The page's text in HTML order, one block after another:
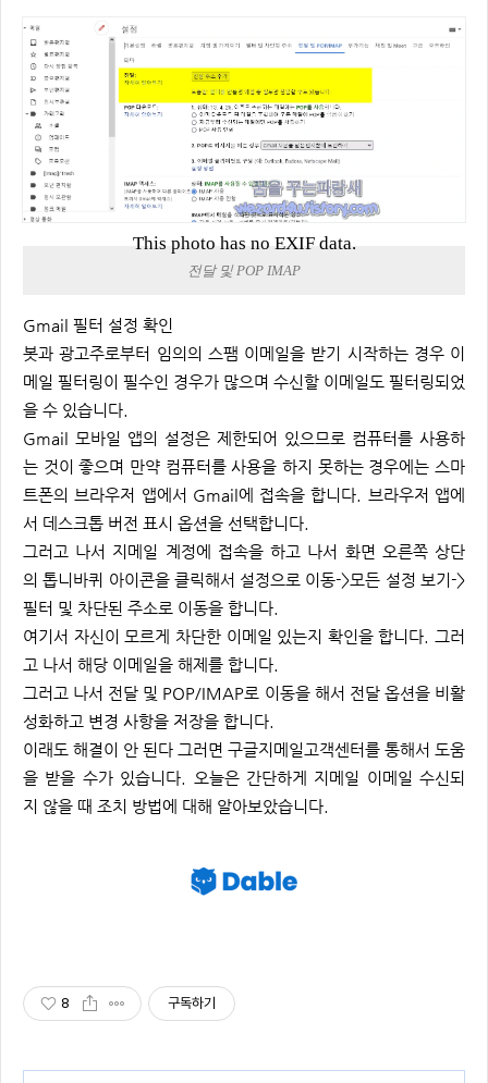
This photo has no EXIF data.
전달 및 POP IMAP
Gmail 필터 설정 확인
봇과 광고주로부터 임의의 스팸 이메일을 받기 시작하는 경우 이
메일 필터링이 필수인 경우가 많으며 수신할 이메일도 필터링되었
을 수 있습니다.
Gmail 모바일 앱의 설정은 제한되어 있으므로 컴퓨터를 사용하
는 것이 좋으며 만약 컴퓨터를 사용을 하지 못하는 경우에는 스마
트폰의 브라우저 앱에서 Gmail에 접속을 합니다. 브라우저 앱에
서 데스크톱 버전 표시 옵션을 선택합니다.
그러고 나서 지메일 계정에 접속을 하고 나서 화면 오른쪽 상단
의 톱니바퀴 아이콘을 클릭해서 설정으로 이동->모든 설정 보기->
필터 및 차단된 주소로 이동을 합니다.
여기서 자신이 모르게 차단한 이메일 있는지 확인을 합니다. 그러
고 나서 해당 이메일을 해제를 합니다.
그러고 나서 전달 및 POP/IMAP로 이동을 해서 전달 옵션을 비활
성화하고 변경 사항을 저장을 합니다.
이래도 해결이 안 된다 그러면 구글지메일고객센터를 통해서 도움
을 받을 수가 있습니다. 오늘은 간단하게 지메일 이메일 수신되
지 않을 때 조치 방법에 대해 알아보았습니다.
8 구독하기